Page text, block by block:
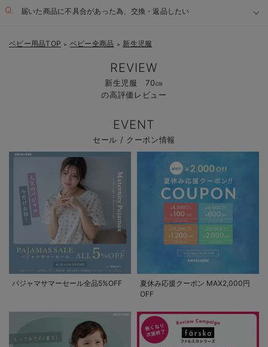
届いた商品に不具合があった為、交換・返品したい
ベビー用品TOP ＞ ベビー全商品 ＞ 新生児服
REVIEW
新生児服 70㎝
の高評価レビュー
EVENT
セール / クーポン情報
パジャマサマーセール全品5%OFF
夏休み応援クーポン MAX2,000円
OFF